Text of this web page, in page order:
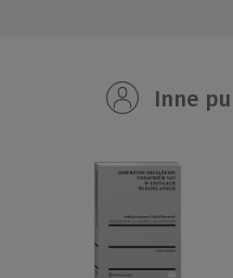
Inne